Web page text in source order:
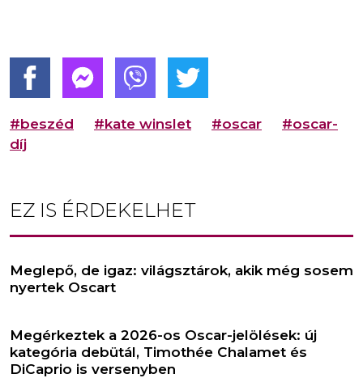
#beszéd #kate winslet #oscar
#oscar-
díj
EZ IS ÉRDEKELHET
Meglepő, de igaz: világsztárok, akik még sosem
nyertek Oscart
Megérkeztek a 2026-os Oscar-jelölések: új
kategória debütál, Timothée Chalamet és
DiCaprio is versenyben